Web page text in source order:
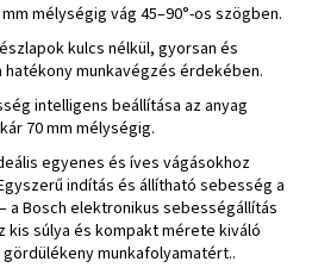
mélységig vág 45–90°-os szögben.
kulcs nélkül, gyorsan és
munkavégzés érdekében.
intelligens beállítása az anyag
70 mm mélységig.
egyenes és íves vágásokhoz
indítás és állítható sebesség a
a Bosch elektronikus sebességállítás
kis súlya és kompakt mérete kiváló
munkafolyamatért..